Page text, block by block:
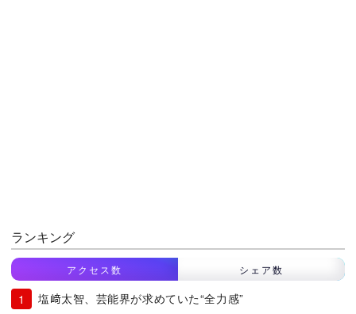
ランキング
アクセス数 シェア数
塩﨑太智、芸能界が求めていた“全力感”